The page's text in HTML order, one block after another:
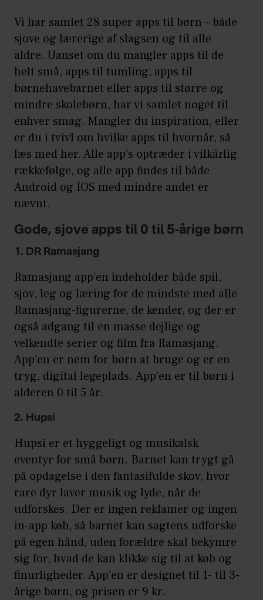
Vi har samlet 28 super apps til børn – både
sjove og lærerige af slagsen og til alle
aldre. Uanset om du mangler apps til de
helt små, apps til tumling, apps til
børnehavebarnet eller apps til større og
mindre skolebørn, har vi samlet noget til
enhver smag. Mangler du inspiration, eller
er du i tvivl om hvilke apps til hvornår, så
læs med her. Alle app’s optræder i vilkårlig
rækkefølge, og alle app findes til både
Android og IOS med mindre andet er
nævnt.
Gode, sjove apps til 0 til 5-årige børn
1. DR Ramasjang
Ramasjang app’en indeholder både spil,
sjov, leg og læring for de mindste med alle
Ramasjang-figurerne, de kender, og der er
også adgang til en masse dejlige og
velkendte serier og film fra Ramasjang.
App’en er nem for børn at bruge og er en
tryg, digital legeplads. App’en er til børn i
alderen 0 til 5 år.
2. Hupsi
Hupsi er et hyggeligt og musikalsk
eventyr for små børn. Barnet kan trygt gå
på opdagelse i den fantasifulde skov, hvor
rare dyr laver musik og lyde, når de
udforskes. Der er ingen reklamer og ingen
in-app køb, så barnet kan sagtens udforske
på egen hånd, uden forældre skal bekymre
sig for, hvad de kan klikke sig til at køb og
finurligheder. App’en er designet til 1- til 3-
årige børn, og prisen er 9 kr.